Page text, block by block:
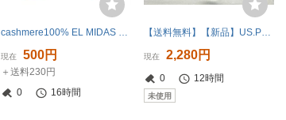
cashmere100% EL MIDAS エルミダ カシミヤ100% ニット 11 L レディース B22611-96
現在 500円
＋送料230円
0
16時間
【送料無料】【新品】US.POLO.ASSN レディース 半袖ニット〈ポロ衿〉（コットン100％ 身幅狭め） L ネイビー★52416
現在 2,280円
0 12時間
未使用